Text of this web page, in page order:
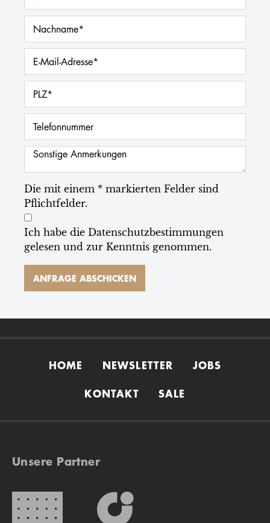
Die mit einem * markierten Felder sind
Pflichtfelder.
Ich habe die Datenschutzbestimmungen
gelesen und zur Kenntnis genommen.
HOME NEWSLETTER JOBS
KONTAKT SALE
Unsere Partner